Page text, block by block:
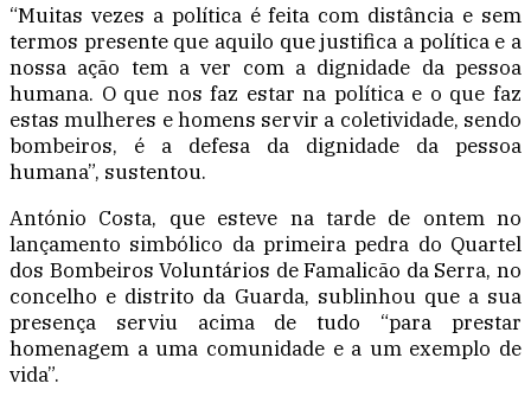
“Muitas vezes a política é feita com distância e sem
termos presente que aquilo que justifica a política e a
nossa ação tem a ver com a dignidade da pessoa
humana. O que nos faz estar na política e o que faz
estas mulheres e homens servir a coletividade, sendo
bombeiros, é a defesa da dignidade da pessoa
humana”, sustentou.
António Costa, que esteve na tarde de ontem no
lançamento simbólico da primeira pedra do Quartel
dos Bombeiros Voluntários de Famalicão da Serra, no
concelho e distrito da Guarda, sublinhou que a sua
presença serviu acima de tudo “para prestar
homenagem a uma comunidade e a um exemplo de
vida”.